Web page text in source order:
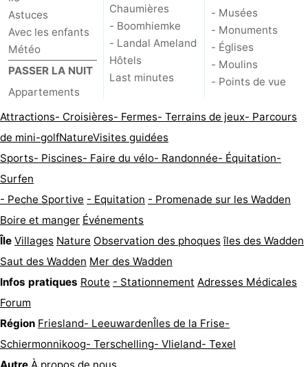
Astuces
Avec les enfants
Météo
PASSER LA NUIT
Appartements
Chaumières
- Boomhiemke
- Landal Ameland
Hôtels
Last minutes
- Musées
- Monuments
- Églises
- Moulins
- Points de vue
Attractions- Croisières- Fermes- Terrains de jeux- Parcours
de mini-golfNatureVisites guidées
Sports- Piscines- Faire du vélo- Randonnée- Équitation-
Surfen
- Peche Sportive - Equitation - Promenade sur les Wadden
Boire et manger Événements
Île Villages Nature Observation des phoques îles des Wadden
Saut des Wadden Mer des Wadden
Infos pratiques Route - Stationnement Adresses Médicales
Forum
Région Friesland- LeeuwardenÎles de la Frise-
Schiermonnikoog- Terschelling- Vlieland- Texel
Autre À propos de nous